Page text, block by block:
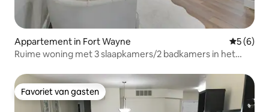
Appartement in Fort Wayne
5 (6)
Ruime woning met 3 slaapkamers/2 badkamers in het
Favoriet van gasten
Favoriet van gasten